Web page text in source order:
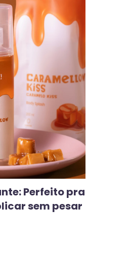
Perfeito pra
sem pesar